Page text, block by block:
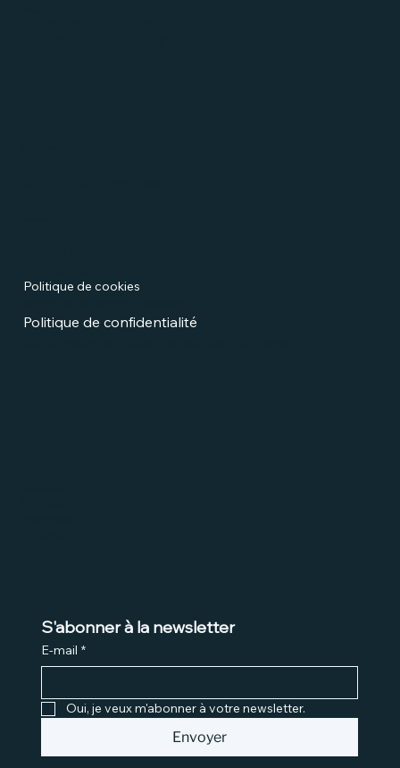
Politique de cookies
Politique de confidentialité
S'abonner à la newsletter
E-mail *
Oui, je veux m'abonner à votre newsletter.
Envoyer